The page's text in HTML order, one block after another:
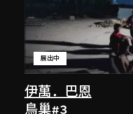
伊萬．巴恩
展出中
鳥巢#3